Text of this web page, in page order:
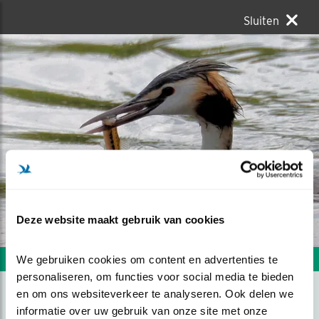
Deze website maakt gebruik van cookies
We gebruiken cookies om content en advertenties te
personaliseren, om functies voor social media te bieden
en om ons websiteverkeer te analyseren. Ook delen we
informatie over uw gebruik van onze site met onze
Sluiten
Volgende foto Vorige foto